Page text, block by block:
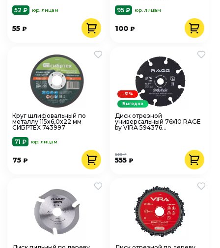
52 ₽
юр. лицам
55 ₽
95 ₽
юр. лицам
100₽
Круг шлифовальный по
металлу 115x6,0x22 мм
СИБРТЕХ 743997
71 ₽
юр. лицам
75 ₽
Диск отрезной
универсальный 76х10 RAGE
by VIRA 594376
555₽
800 ₽
-31%
Выгодно